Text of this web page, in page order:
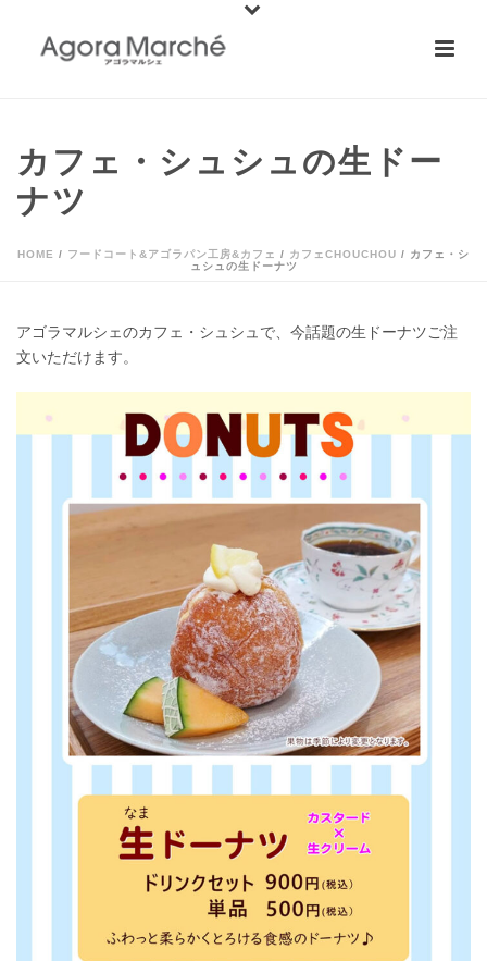
カフェ・シュシュの生ドー
ナツ
HOME / フードコート&アゴラパン工房&カフェ / カフェCHOUCHOU / カフェ・シ
ュシュの生ドーナツ
アゴラマルシェのカフェ・シュシュで、今話題の生ドーナツご注
文いただけます。